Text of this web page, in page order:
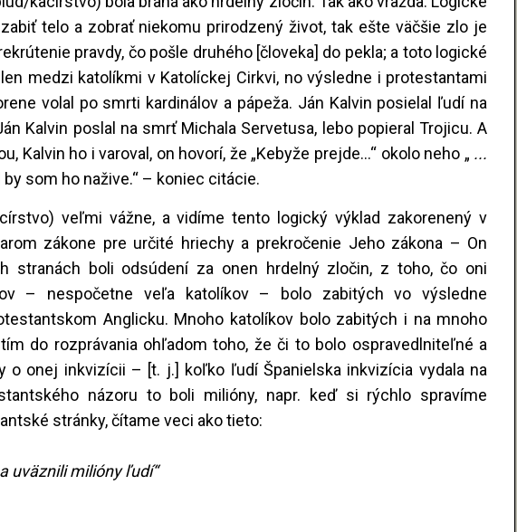
telo a zobrať niekomu prirodzený život, tak ešte väčšie zlo je
pravdy, čo pošle druhého [človeka] do pekla; a toto logické
medzi katolíkmi v Katolíckej Cirkvi, no výsledne i protestantami
volal po smrti kardinálov a pápeža. Ján Kalvin posielal ľudí na
Kalvin poslal na smrť Michala Servetusa, lebo popieral Trojicu. A
Kalvin ho i varoval, on hovorí, že „Kebyže prejde...“ okolo neho „ ...
som ho nažive.“ – koniec citácie.
veľmi vážne, a vidíme tento logický výklad zakorenený v
zákone pre určité hriechy a prekročenie Jeho zákona – On
stranách boli odsúdení za onen hrdelný zločin, z toho, čo oni
– nespočetne veľa katolíkov – bolo zabitých vo výsledne
Anglicku. Mnoho katolíkov bolo zabitých i na mnoho
do rozprávania ohľadom toho, že či to bolo ospravedlniteľné a
o onej inkvizícii – [t. j.] koľko ľudí Španielska inkvizícia vydala na
názoru to boli milióny, napr. keď si rýchlo spravíme
stránky, čítame veci ako tieto:
uväznili milióny ľudí“